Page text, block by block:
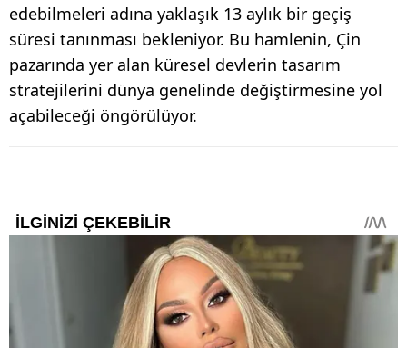
edebilmeleri adına yaklaşık 13 aylık bir geçiş
süresi tanınması bekleniyor. Bu hamlenin, Çin
pazarında yer alan küresel devlerin tasarım
stratejilerini dünya genelinde değiştirmesine yol
açabileceği öngörülüyor.